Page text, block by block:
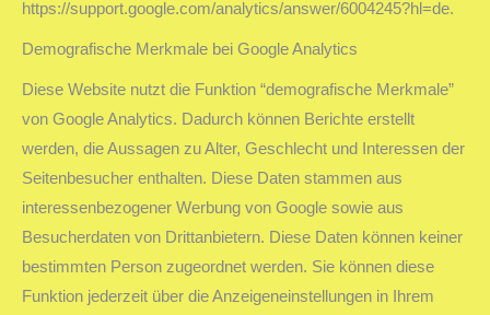
https://support.google.com/analytics/answer/6004245?hl=de.
Demografische Merkmale bei Google Analytics
Diese Website nutzt die Funktion “demografische Merkmale”
von Google Analytics. Dadurch können Berichte erstellt
werden, die Aussagen zu Alter, Geschlecht und Interessen der
Seitenbesucher enthalten. Diese Daten stammen aus
interessenbezogener Werbung von Google sowie aus
Besucherdaten von Drittanbietern. Diese Daten können keiner
bestimmten Person zugeordnet werden. Sie können diese
Funktion jederzeit über die Anzeigeneinstellungen in Ihrem